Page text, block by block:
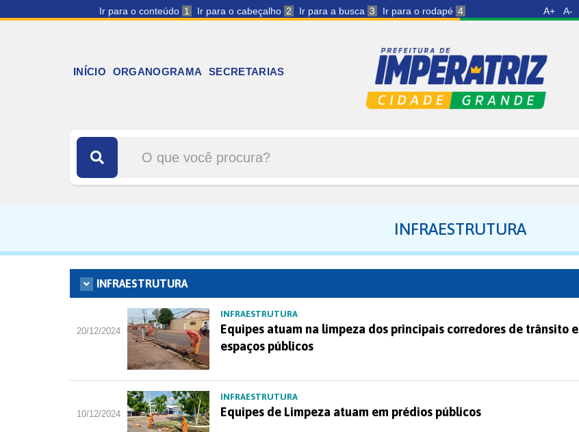
Ir para o conteúdo 1 Ir para o cabeçalho 2 Ir para a busca 3 Ir para o rodapé 4 A+ A-
INÍCIO ORGANOGRAMA SECRETARIAS
INFRAESTRUTURA
INFRAESTRUTURA
20/12/2024
INFRAESTRUTURA
Equipes atuam na limpeza dos principais corredores de trânsito e
espaços públicos
10/12/2024
INFRAESTRUTURA
Equipes de Limpeza atuam em prédios públicos